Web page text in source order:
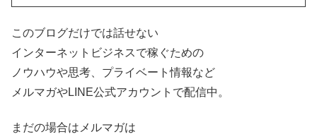
このブログだけでは話せない
インターネットビジネスで稼ぐための
ノウハウや思考、プライベート情報など
メルマガやLINE公式アカウントで配信中。
まだの場合はメルマガは